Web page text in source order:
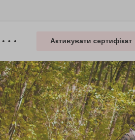
Активувати сертифікат